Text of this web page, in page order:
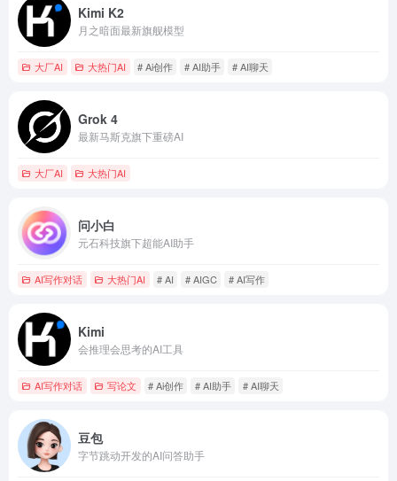
Kimi K2
月之暗面最新旗舰模型
大厂AI 大热门AI # Ai创作 # AI助手 # AI聊天
Grok 4
最新马斯克旗下重磅AI
大厂AI 大热门AI
问小白
元石科技旗下超能AI助手
AI写作对话 大热门AI # AI # AIGC # AI写作
Kimi
会推理会思考的AI工具
AI写作对话 写论文 # Ai创作 # AI助手 # AI聊天
豆包
字节跳动开发的AI问答助手